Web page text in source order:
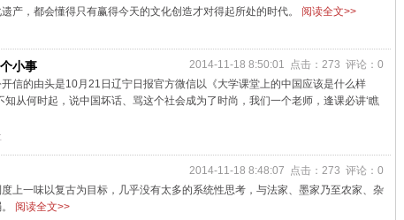
产，都会懂得只有赢得今天的文化创造才对得起所处的时代。
阅读全文>>
2014-11-18 8:50:01 点击：273 评论：0
小事
信的由头是10月21日辽宁日报官方微信以《大学课堂上的中国应该是什么样
从何时起，说中国坏话、骂这个社会成为了时尚，我们一个老师，逢课必讲‘瞧
2014-11-18 8:48:07 点击：273 评论：0
上一味以复古为目标，几乎没有太多的系统性思考，与法家、墨家乃至农家、杂
阅读全文>>